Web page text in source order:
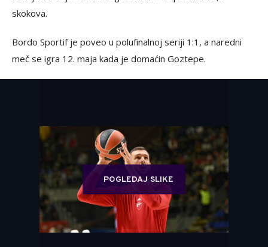
skokova.
Bordo Sportif je poveo u polufinalnoj seriji 1:1, a naredni
meč se igra 12. maja kada je domaćin Goztepe.
POGLEDAJ SLIKE